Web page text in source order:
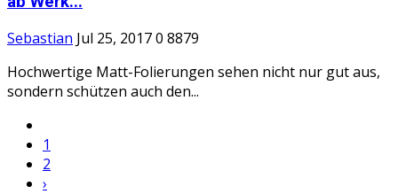
Sebastian Jul 25, 20170 8879
Hochwertige Matt-Folierungen sehen nicht nur gut aus,
sondern schützen auch den...
1
2
›